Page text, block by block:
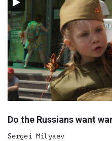
Do the Russians want
Sergei Milyaev